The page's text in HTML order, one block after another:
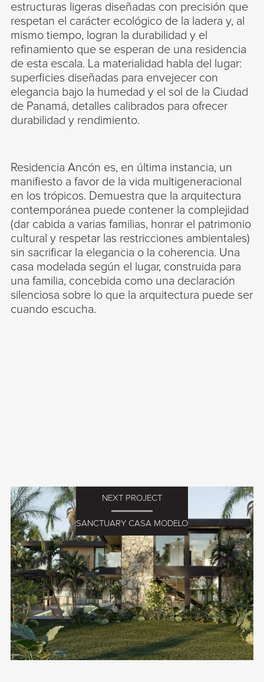
estructuras ligeras diseñadas con precisión que
respetan el carácter ecológico de la ladera y, al
mismo tiempo, logran la durabilidad y el
refinamiento que se esperan de una residencia
de esta escala. La materialidad habla del lugar:
superficies diseñadas para envejecer con
elegancia bajo la humedad y el sol de la Ciudad
de Panamá, detalles calibrados para ofrecer
durabilidad y rendimiento.
Residencia Ancón es, en última instancia, un
manifiesto a favor de la vida multigeneracional
en los trópicos. Demuestra que la arquitectura
contemporánea puede contener la complejidad
(dar cabida a varias familias, honrar el patrimonio
cultural y respetar las restricciones ambientales)
sin sacrificar la elegancia o la coherencia. Una
casa modelada según el lugar, construida para
una familia, concebida como una declaración
silenciosa sobre lo que la arquitectura puede ser
cuando escucha.
NEXT PROJECT
SANCTUARY CASA MODELO